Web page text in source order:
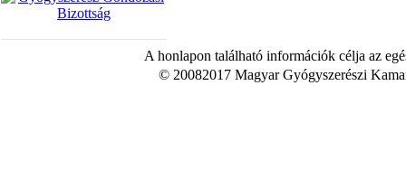
A honlapon található információk célja az
© 20082017 Magyar Gyógyszerészi